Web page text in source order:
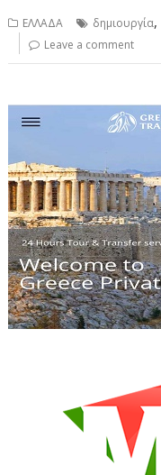
ΕΛΛΑΔΑ δημιουργία,
Leave a comment